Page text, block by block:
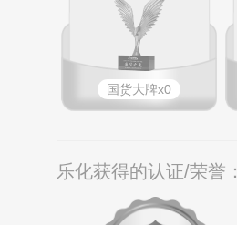
国货大牌x0
乐化获得的认证/荣誉：